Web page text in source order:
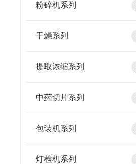
粉碎机系列
干燥系列
提取浓缩系列
中药切片系列
包装机系列
灯检机系列